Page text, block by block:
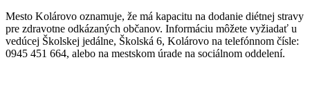
Mesto Kolárovo oznamuje, že má kapacitu na dodanie diétnej stravy
pre zdravotne odkázaných občanov. Informáciu môžete vyžiadať u
vedúcej Školskej jedálne, Školská 6, Kolárovo na telefónnom čísle:
0945 451 664, alebo na mestskom úrade na sociálnom oddelení.